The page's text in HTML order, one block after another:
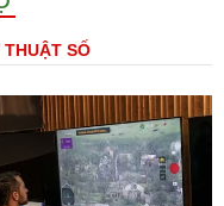
THUẬT SỐ